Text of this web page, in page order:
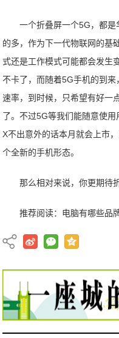
一个折叠屏一个5G，都
的多，作为下一代物联网的基
式还是工作模式可能都会发生
不卡了，而随着5G手机的到
速率，到时候，只希望有好一
了。不过5G等我们能随意使
X不出意外的话本月就会上市
个全新的手机形态。
那么相对来说，你更期待
推荐阅读： 电脑有哪些品